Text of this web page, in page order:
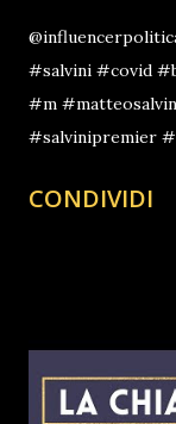
#salvini #covid
#m
#salvinipremier
#governoitaliano
#vereador
#immigrazione
CONDIVIDI